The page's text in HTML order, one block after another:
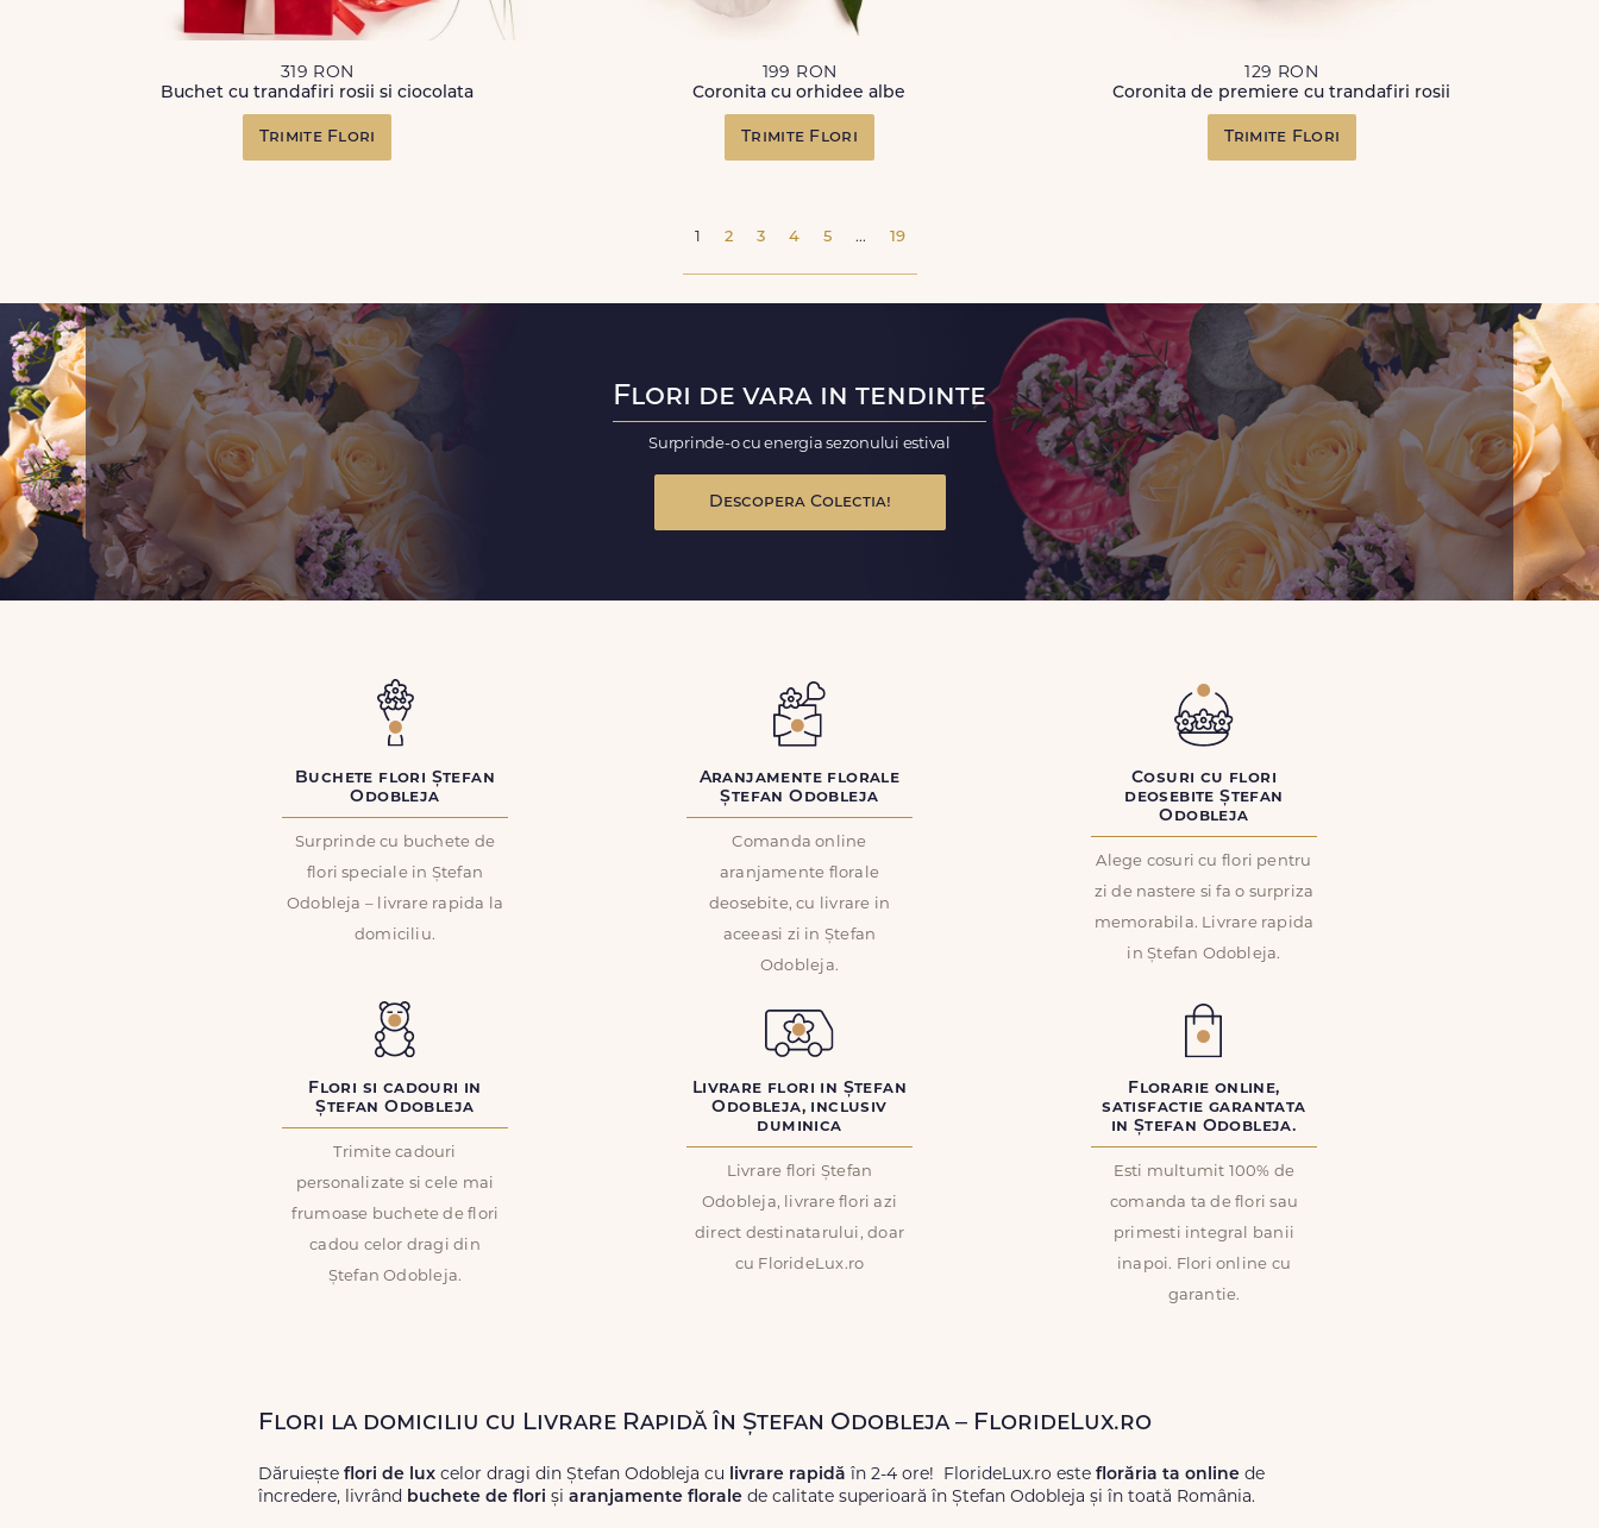
319 RON
Buchet cu trandafiri rosii si ciocolata
Trimite Flori
199 RON
Coronita cu orhidee albe
Trimite Flori
129 RON
Coronita de premiere cu trandafiri rosii
Trimite Flori
1 2 3 4 5 ... 19
Flori de vara in tendinte
Surprinde-o cu energia sezonului estival
Descopera Colectia!
Buchete flori Ștefan
Odobleja
Surprinde cu buchete de
flori speciale in Ștefan
Odobleja – livrare rapida la
domiciliu.
Aranjamente florale
Ștefan Odobleja
Comanda online
aranjamente florale
deosebite, cu livrare in
aceeasi zi in Ștefan
Odobleja.
Cosuri cu flori
deosebite Ștefan
Odobleja
Alege cosuri cu flori pentru
zi de nastere si fa o surpriza
memorabila. Livrare rapida
in Ștefan Odobleja.
Flori si cadouri in
Ștefan Odobleja
Trimite cadouri
personalizate si cele mai
frumoase buchete de flori
cadou celor dragi din
Ștefan Odobleja.
Livrare flori in Ștefan
Odobleja, inclusiv
duminica
Livrare flori Ștefan
Odobleja, livrare flori azi
direct destinatarului, doar
cu FlorideLux.ro
Florarie online,
satisfactie garantata
in Ștefan Odobleja.
Esti multumit 100% de
comanda ta de flori sau
primesti integral banii
inapoi. Flori online cu
garantie.
Flori la domiciliu cu Livrare Rapidă în Ștefan Odobleja – FlorideLux.ro
Dăruiește flori de lux celor dragi din Ștefan Odobleja cu livrare rapidă în 2-4 ore! FlorideLux.ro este florăria ta online de
încredere, livrând buchete de flori și aranjamente florale de calitate superioară în Ștefan Odobleja și în toată România.